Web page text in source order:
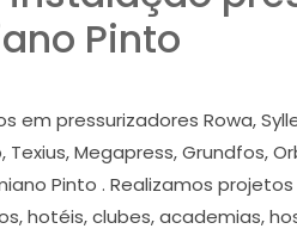
Pinto
pressurizadores Rowa,
Texius, Megapress, Grundfos,
Pinto . Realizamos
hotéis, clubes, academias,